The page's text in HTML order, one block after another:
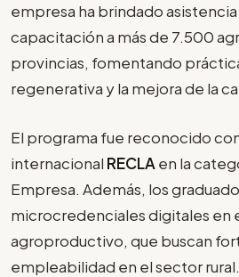
empresa ha brindado
capacitación a más de 7.500
provincias, fomentando
regenerativa y la mejora de la
El programa fue reconocido
internacional RECLA en la
Empresa. Además, los
microcredenciales digitales
agroproductivo, que buscan
empleabilidad en el sector rural.